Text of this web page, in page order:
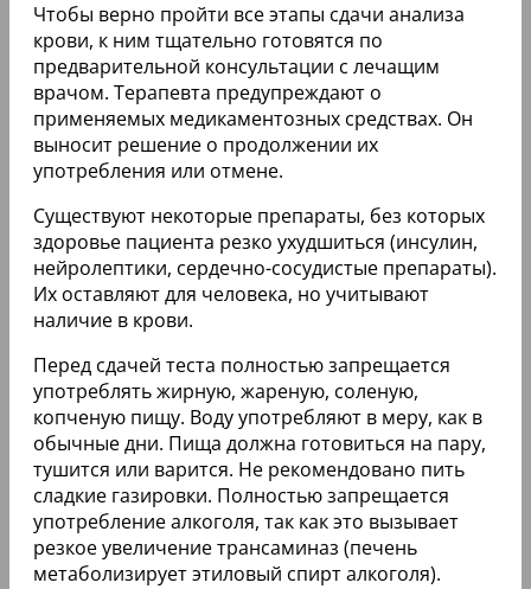
Чтобы верно пройти все этапы сдачи анализа
крови, к ним тщательно готовятся по
предварительной консультации с лечащим
врачом. Терапевта предупреждают о
применяемых медикаментозных средствах. Он
выносит решение о продолжении их
употребления или отмене.
Существуют некоторые препараты, без которых
здоровье пациента резко ухудшиться (инсулин,
нейролептики, сердечно-сосудистые препараты).
Их оставляют для человека, но учитывают
наличие в крови.
Перед сдачей теста полностью запрещается
употреблять жирную, жареную, соленую,
копченую пищу. Воду употребляют в меру, как в
обычные дни. Пища должна готовиться на пару,
тушится или варится. Не рекомендовано пить
сладкие газировки. Полностью запрещается
употребление алкоголя, так как это вызывает
резкое увеличение трансаминаз (печень
метаболизирует этиловый спирт алкоголя).